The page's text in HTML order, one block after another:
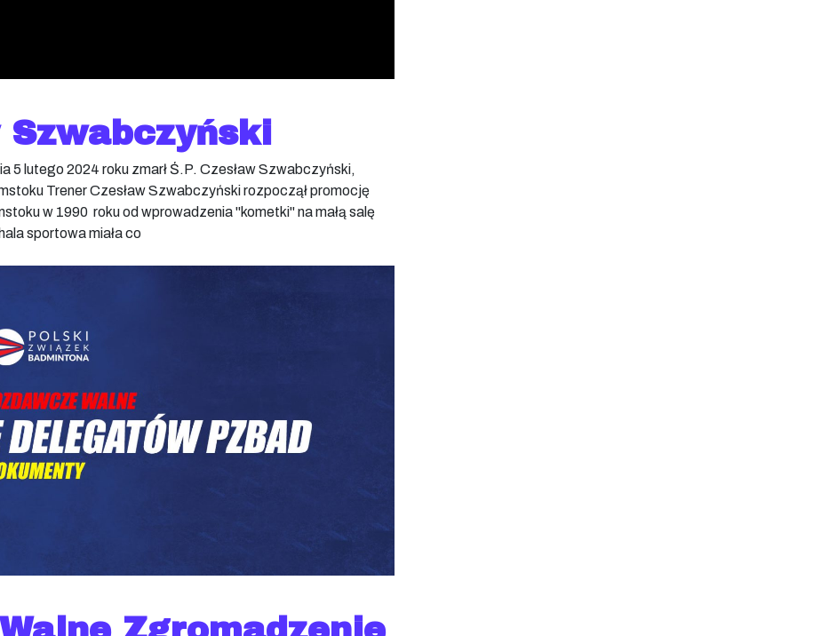
Szwabczyński
5 lutego 2024 roku zmarł Ś.P. Czesław Szwabczyński,
Trener Czesław Szwabczyński rozpoczął promocję
w 1990 roku od wprowadzenia "kometki" na małą salę
sportowa miała co